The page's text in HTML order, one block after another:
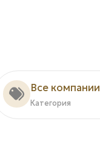
Все компании
Категория